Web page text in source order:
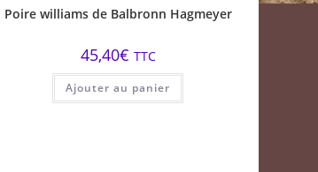
Poire williams de Balbronn Hagmeyer
45,40€ TTC
Ajouter au panier